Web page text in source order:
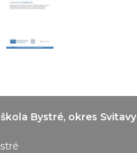
Bystré, okres Svitavy